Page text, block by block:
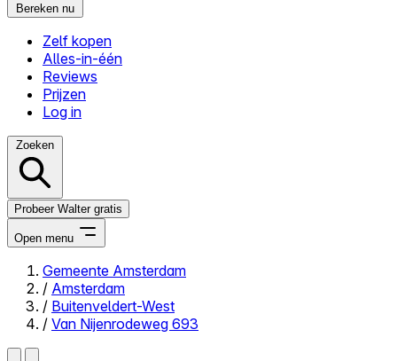
Bereken nu
Zelf kopen
Alles-in-één
Reviews
Prijzen
Log in
Zoeken
Probeer Walter gratis
Open menu
Close menu
Gemeente Amsterdam
/ Amsterdam
/ Buitenveldert-West
/ Van Nijenrodeweg 693